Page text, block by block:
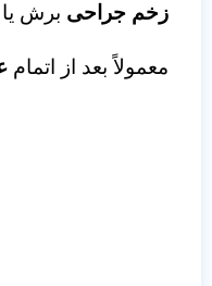
زخم جراحی برش
معمولاً بعد از اتمام